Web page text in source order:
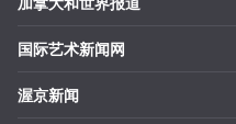
国际艺术新闻网
渥京新闻